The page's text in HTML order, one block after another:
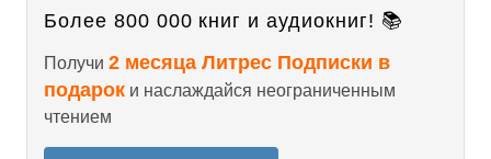
Более 800 000 книг и аудиокниг! 📚
Получи 2 месяца Литрес Подписки в
подарок и наслаждайся неограниченным
чтением